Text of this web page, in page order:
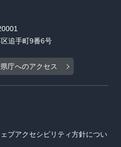
追手町9番6号
県庁へのアクセス
ブアクセシビリティ方針につい